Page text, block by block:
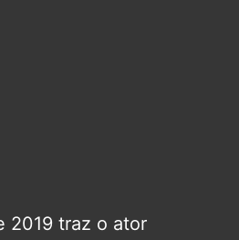
2019 traz o ator